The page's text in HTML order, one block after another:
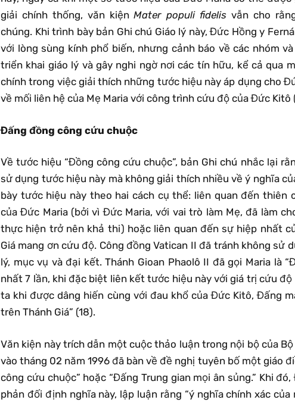
giải chính thống, văn kiệnMater populi fidelis vẫn cho
chúng. Khi trình bày bản Ghi chú Giáo lý này, Đức Hồng y
với lòng sùng kính phổ biến, nhưng cảnh báo về các nhóm
triển khai giáo lý và gây nghi ngờ nơi các tín hữu, kể cả qua
chính trong việc giải thích những tước hiệu này áp dụng cho
về mối liên hệ của Mẹ Maria với công trình cứu độ của Đức Kitô
Đấng đồng công cứu chuộc
Về tước hiệu “Đồng công cứu chuộc”, bản Ghi chú nhắc lại
sử dụng tước hiệu này mà không giải thích nhiều về ý nghĩa
bày tước hiệu này theo hai cách cụ thể: liên quan đến thiên
của Đức Maria (bởi vì Đức Maria, với vai trò làm Mẹ, đã làm
thực hiện trở nên khả thi) hoặc liên quan đến sự hiệp nhất
Giá mang ơn cứu độ. Công đồng Vatican II đã tránh không sử
lý, mục vụ và đại kết. Thánh Gioan Phaolô II đã gọi Maria là
nhất 7 lần, khi đặc biệt liên kết tước hiệu này với giá trị cứu
ta khi được dâng hiến cùng với đau khổ của Đức Kitô, Đấng
trên Thánh Giá” (18).
Văn kiện này trích dẫn một cuộc thảo luận trong nội bộ của
vào tháng 02 năm 1996 đã bàn về đề nghị tuyên bố một giáo
công cứu chuộc” hoặc “Đấng Trung gian mọi ân sủng.” Khi
phản đối định nghĩa này, lập luận rằng “ý nghĩa chính xác